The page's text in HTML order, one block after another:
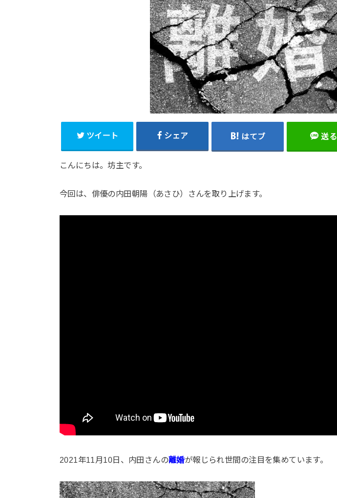
ツイート シェア はてブ 送る
こんにちは。坊主です。
今回は、俳優の内田朝陽（あさひ）さんを取り上げます。
2021年11月10日、内田さんの離婚が報じられ世間の注目を集めています。